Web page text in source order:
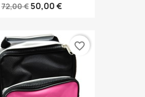
72,00 € 50,00 €
favorite_border